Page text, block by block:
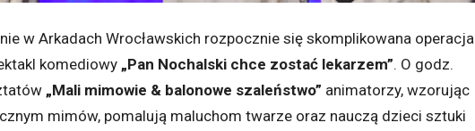
w Arkadach Wrocławskich rozpocznie się skomplikowana operacja
komediowy „Pan Nochalski chce zostać lekarzem”. O godz.
„Mali mimowie & balonowe szaleństwo” animatorzy, wzorując
mimów, pomalują maluchom twarze oraz nauczą dzieci sztuki